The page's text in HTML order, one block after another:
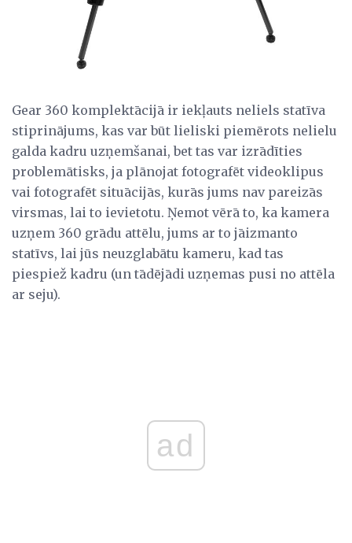
Gear 360 komplektācijā ir iekļauts neliels statīva
stiprinājums, kas var būt lieliski piemērots nelielu
galda kadru uzņemšanai, bet tas var izrādīties
problemātisks, ja plānojat fotografēt videoklipus
vai fotografēt situācijās, kurās jums nav pareizās
virsmas, lai to ievietotu. Ņemot vērā to, ka kamera
uzņem 360 grādu attēlu, jums ar to jāizmanto
statīvs, lai jūs neuzglabātu kameru, kad tas
piespiež kadru (un tādējādi uzņemas pusi no attēla
ar seju).
ad